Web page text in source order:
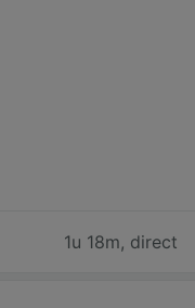
1u 18m, direct